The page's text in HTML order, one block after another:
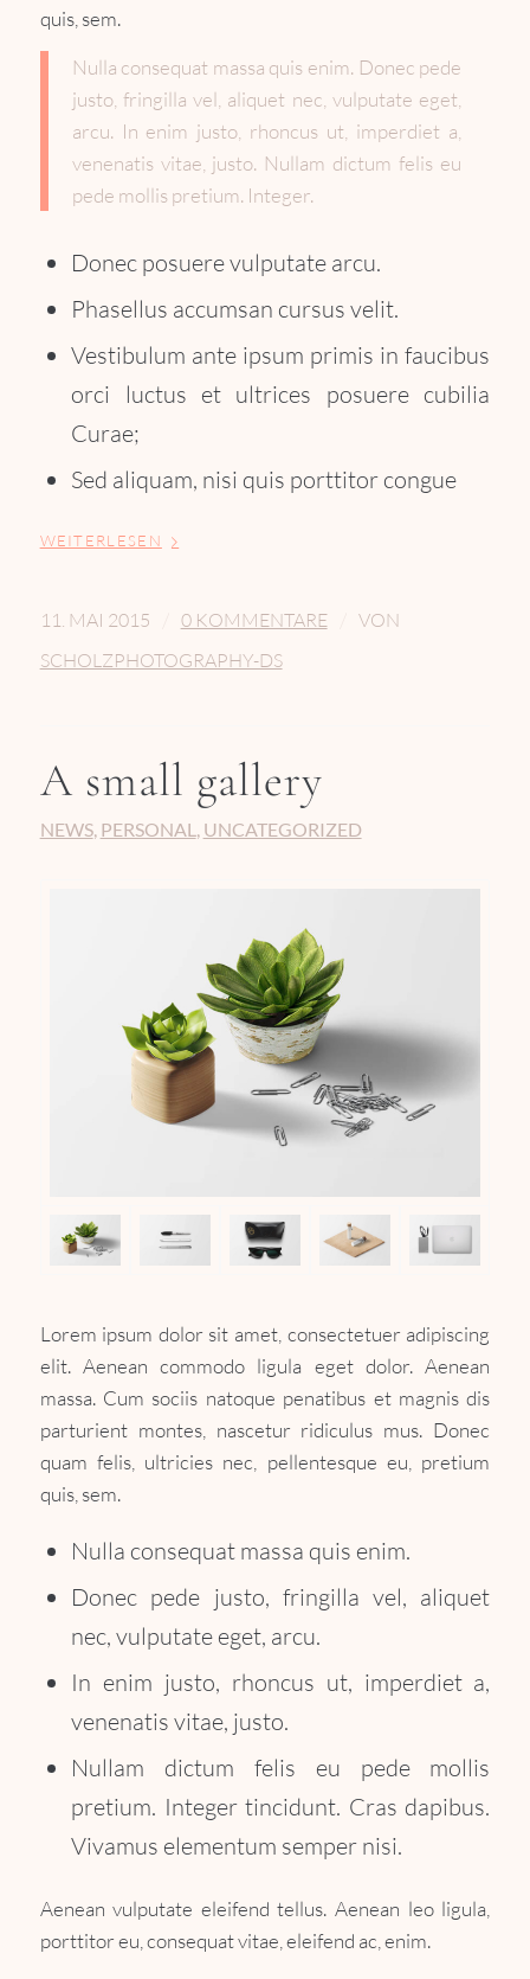
quis, sem.
Nulla consequat massa quis enim. Donec pede
justo, fringilla vel, aliquet nec, vulputate eget,
arcu. In enim justo, rhoncus ut, imperdiet a,
venenatis vitae, justo. Nullam dictum felis eu
pede mollis pretium. Integer.
Donec posuere vulputate arcu.
Phasellus accumsan cursus velit.
Vestibulum ante ipsum primis in faucibus
orci luctus et ultrices posuere cubilia
Curae;
Sed aliquam, nisi quis porttitor congue
WEITERLESEN
11. MAI 2015 0 KOMMENTARE
VON
SCHOLZPHOTOGRAPHY-DS
A small gallery
NEWS, PERSONAL , UNCATEGORIZED
Lorem ipsum dolor sit amet, consectetuer adipiscing
elit. Aenean commodo ligula eget dolor. Aenean
massa. Cum sociis natoque penatibus et magnis dis
parturient montes, nascetur ridiculus mus. Donec
quam felis, ultricies nec, pellentesque eu, pretium
quis, sem.
Nulla consequat massa quis enim.
Donec pede justo, fringilla vel, aliquet
nec, vulputate eget, arcu.
In enim justo, rhoncus ut, imperdiet a,
venenatis vitae, justo.
Nullam dictum felis eu pede mollis
pretium. Integer tincidunt. Cras dapibus.
Vivamus elementum semper nisi.
Aenean vulputate eleifend tellus. Aenean leo ligula,
porttitor eu, consequat vitae, eleifend ac, enim.